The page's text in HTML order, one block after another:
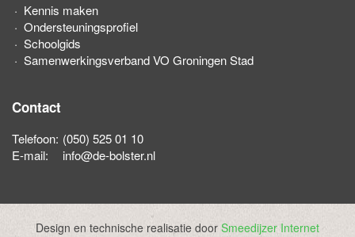
Kennis maken
Ondersteuningsprofiel
Schoolgids
Samenwerkingsverband VO Groningen Stad
Contact
Telefoon: (050) 525 01 10
E-mail:
info@de-bolster.nl
Design en technische realisatie door Smeedijzer Internet